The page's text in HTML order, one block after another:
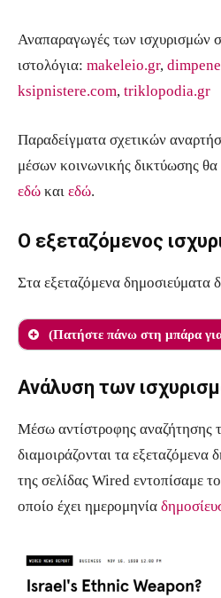
Αναπαραγωγές των ισχυρισμών
ιστολόγια: makeleio.gr,
ksipnistere.com, triklopodia.gr
Παραδείγματα σχετικών
μέσων κοινωνικής δικτύωσης θα
εδώ και εδώ.
Ο εξεταζόμενος
Στα εξεταζόμενα δημοσιεύματα
(Πατήστε πάνω στη μπάρα για
«Το Ισραήλ φέρεται να
χωρίς να επηρεάσει τους
άρθρο των Sunday Times
Κυριακή.
ισραηλινές και δυτικές ότι οι
αποπειρώνται να
Ανάλυση των
Μέσω αντίστροφης αναζήτησης
διαμοιράζονται τα εξεταζόμενα
της σελίδας Wired εντοπίσαμε
οποίο έχει ημερομηνία